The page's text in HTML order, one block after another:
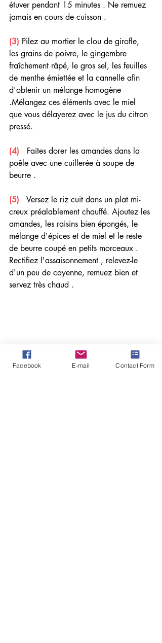
étuver pendant 15 minutes . Ne remuez
jamais en cours de cuisson .
(3) Pilez au mortier le clou de girofle,
les grains de poivre, le gingembre
fraîchement râpé, le gros sel, les feuilles
de menthe émiettée et la cannelle afin
d'obtenir un mélange homogène
.Mélangez ces éléments avec le miel
que vous délayerez avec le jus du citron
pressé.
(4)
  Faites dorer les amandes dans la
poêle avec une cuillerée à soupe de
beurre .
(5)
   Versez le riz cuit dans un plat mi-
creux préalablement chauffé. Ajoutez les
amandes, les raisins bien épongés, le
mélange d'épices et de miel et le reste
de beurre coupé en petits morceaux .
Rectifiez l'assaisonnement , relevez-le
d'un peu de cayenne, remuez bien et
servez très chaud .
Facebook E-mail Contact Form